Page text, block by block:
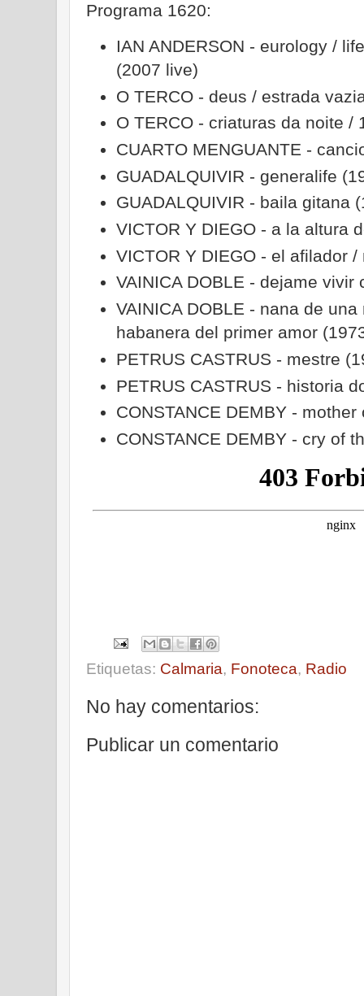
Programa 1620:
IAN ANDERSON - eurology /
(2007 live)
O TERCO - deus / estrada
O TERCO - criaturas da noite /
CUARTO MENGUANTE -
GUADALQUIVIR - generalife
GUADALQUIVIR - baila gitana
VICTOR Y DIEGO - a la altura
VICTOR Y DIEGO - el afilador
VAINICA DOBLE - dejame vivir
VAINICA DOBLE - nana de
habanera del primer amor
PETRUS CASTRUS - mestre
PETRUS CASTRUS - historia
CONSTANCE DEMBY -
CONSTANCE DEMBY - cry of
Etiquetas: Calmaria, Fonoteca, Radio
No hay comentarios:
Publicar un comentario